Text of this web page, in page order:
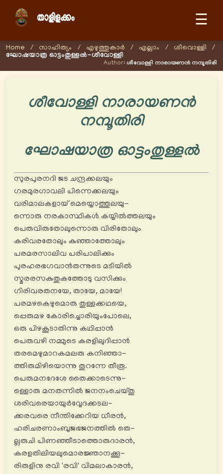
☰
Home / സാഹിത്യം / എഴുത്തുകാര്‍ / എല്ലാം / ശീവൊള്ളി /
ഘോഷയാത്ര ഓട്ടംതുള്ളൽ-ശീവോള്ളി
Author: ശീവോള്ളി നാരായണന്‍ നമ്പൂതിരി
ശീവോള്ളി നാരായണന്‍
നമ്പൂതിരി
ഘോഷയാത്ര ഓട്ടംതുള്ളൽ
സുരപുരനദി ജട ചന്ദ്രക്കലയും
ഗരമുരഗാവലി പിന്നെക്കലയും
വരിമാലകളായ് മെയ്യൊത്തുലയു-
ന്നൊരു നരകാസ്ഥികൾ കയ്യിൽത്തലയും
പെരുവിരുതോലുന്നൊരു വിരിതോലും
കരിവരതോലും കുഞ്ഞാത്തോലും
പരമരസാലിവ പരിപാലിക്കും
പുരഹരഭഗവാൻതന്നുടെ മടിയിൽ
സ്മരരസകുതുകത്തോടു വസിക്കും
ഗിരിവരതനയേ, തായേ, മായേ!
പരമഴകെഴുമൊരു തുള്ളക്കഥയെ,
പ്പെരുമഴ കോരിച്ചൊരിയുംപോലെ,
ഒരു പിഴകൂടാതിന്നു കഥിപ്പാൻ
പെരുവഴി നമ്മുടെ കരളിലുദിപ്പാൻ
തരമെഴുമാറകമലരു കനിഞ്ഞാ-
ത്തിരുമിഴിയൊന്നു തുറന്നേ തീരൂ.
പെരുമനദേശേ തൈക്കാടെന്നു-
ള്ളൊരു മനതന്നിൽ ജനനംചെയ്തു
ശരിവരെയായുര്‍വ്വേദക്കടല-
ക്കരവരെ നീന്തിക്കേറിയ ധീരൻ,
ഹരിചരണാംബുജഭജനത്തിൽ തെ-
ല്ലരുചി പിണഞ്ഞീടാത്തൊരുദാരൻ,
കരളതിലിയലുമൊരജ്ഞാനക്കൂ-
രിരുളിനു രവി 'രവി' വിമലാകാരൻ,